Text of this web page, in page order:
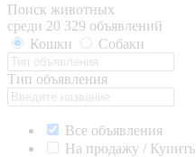
Поиск животных
среди 20 329 объявлений
Кошки
Собаки
Тип объявления
Все объявления
На продажу / Купить